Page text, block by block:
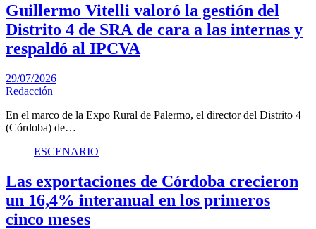
Guillermo Vitelli valoró la gestión del
Distrito 4 de SRA de cara a las internas y
respaldó al IPCVA
29/07/2026
Redacción
En el marco de la Expo Rural de Palermo, el director del Distrito 4
(Córdoba) de…
ESCENARIO
Las exportaciones de Córdoba crecieron
un 16,4% interanual en los primeros
cinco meses